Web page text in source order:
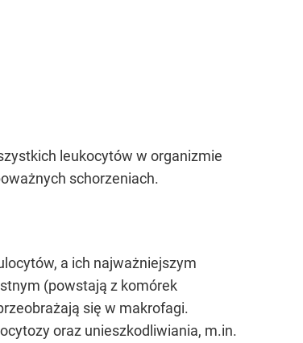
leukocytów w organizmie
schorzeniach.
a ich najważniejszym
(powstają z komórek
się w makrofagi.
oraz unieszkodliwiania, m.in.